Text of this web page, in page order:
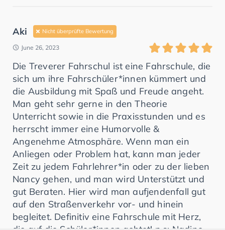
Aki Nicht überprüfte Bewertung
June 26, 2023
Die Treverer Fahrschul ist eine Fahrschule, die
sich um ihre Fahrschüler*innen kümmert und
die Ausbildung mit Spaß und Freude angeht.
Man geht sehr gerne in den Theorie
Unterricht sowie in die Praxisstunden und es
herrscht immer eine Humorvolle &
Angenehme Atmosphäre. Wenn man ein
Anliegen oder Problem hat, kann man jeder
Zeit zu jedem Fahrlehrer*in oder zu der lieben
Nancy gehen, und man wird Unterstützt und
gut Beraten. Hier wird man aufjendenfall gut
auf den Straßenverkehr vor- und hinein
begleitet. Definitiv eine Fahrschule mit Herz,